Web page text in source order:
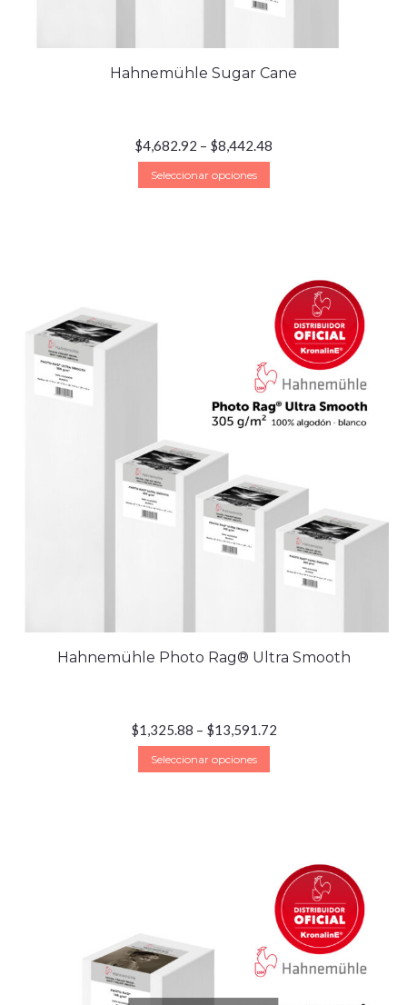
Hahnemühle Sugar Cane
$4,682.92 – $8,442.48
Seleccionar opciones
Hahnemühle Photo Rag® Ultra Smooth
$1,325.88 – $13,591.72
Seleccionar opciones